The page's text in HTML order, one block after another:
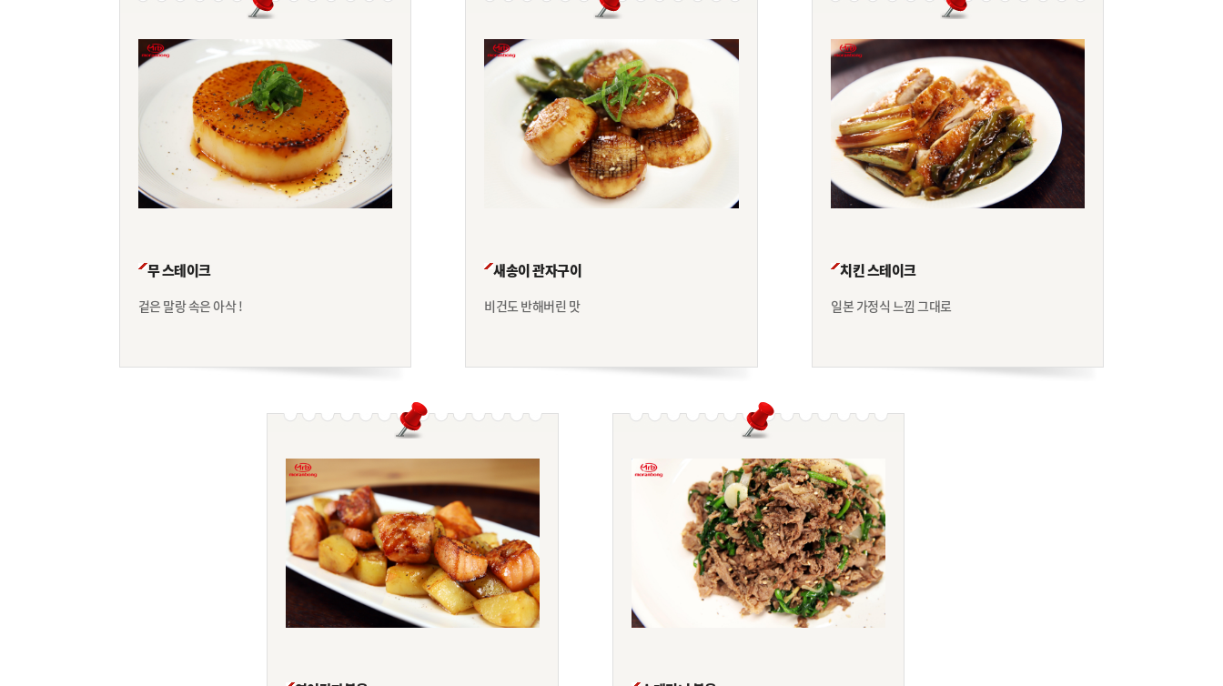
무 스테이크
겉은 말랑 속은 아삭 !
새송이 관자구이
비건도 반해버린 맛
치킨 스테이크
일본 가정식 느낌 그대로